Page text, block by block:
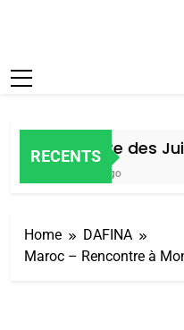
RECENTS
Histoire des
Home
DAFINA
Maroc – Rencontre à